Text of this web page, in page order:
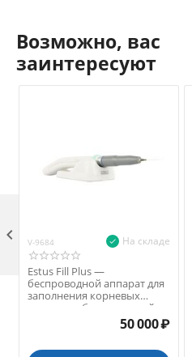
Возможно, вас
заинтересуют
V-9684 На складе
Estus Fill Plus —
беспроводной аппарат для
заполнения корневых
каналов зуба разогретой
50 000₽
